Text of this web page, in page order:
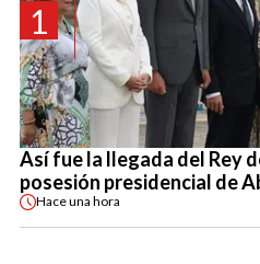
1
Así fue la llegada del Rey
posesión presidencial de
Haceuna hora